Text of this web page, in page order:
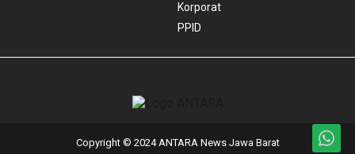
Korporat
PPID
Copyright © 2024 ANTARA News Jawa Barat